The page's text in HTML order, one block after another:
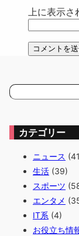
上に表示
検
索
カテゴリー
ニュース
生活 (39)
スポーツ
エンタメ
IT系 (4)
お役立ち情